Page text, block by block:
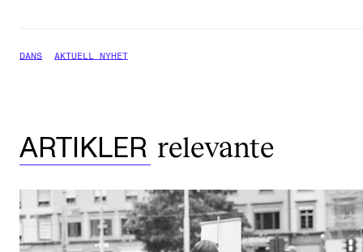
DANS AKTUELL NYHET
ARTIKLER relevante